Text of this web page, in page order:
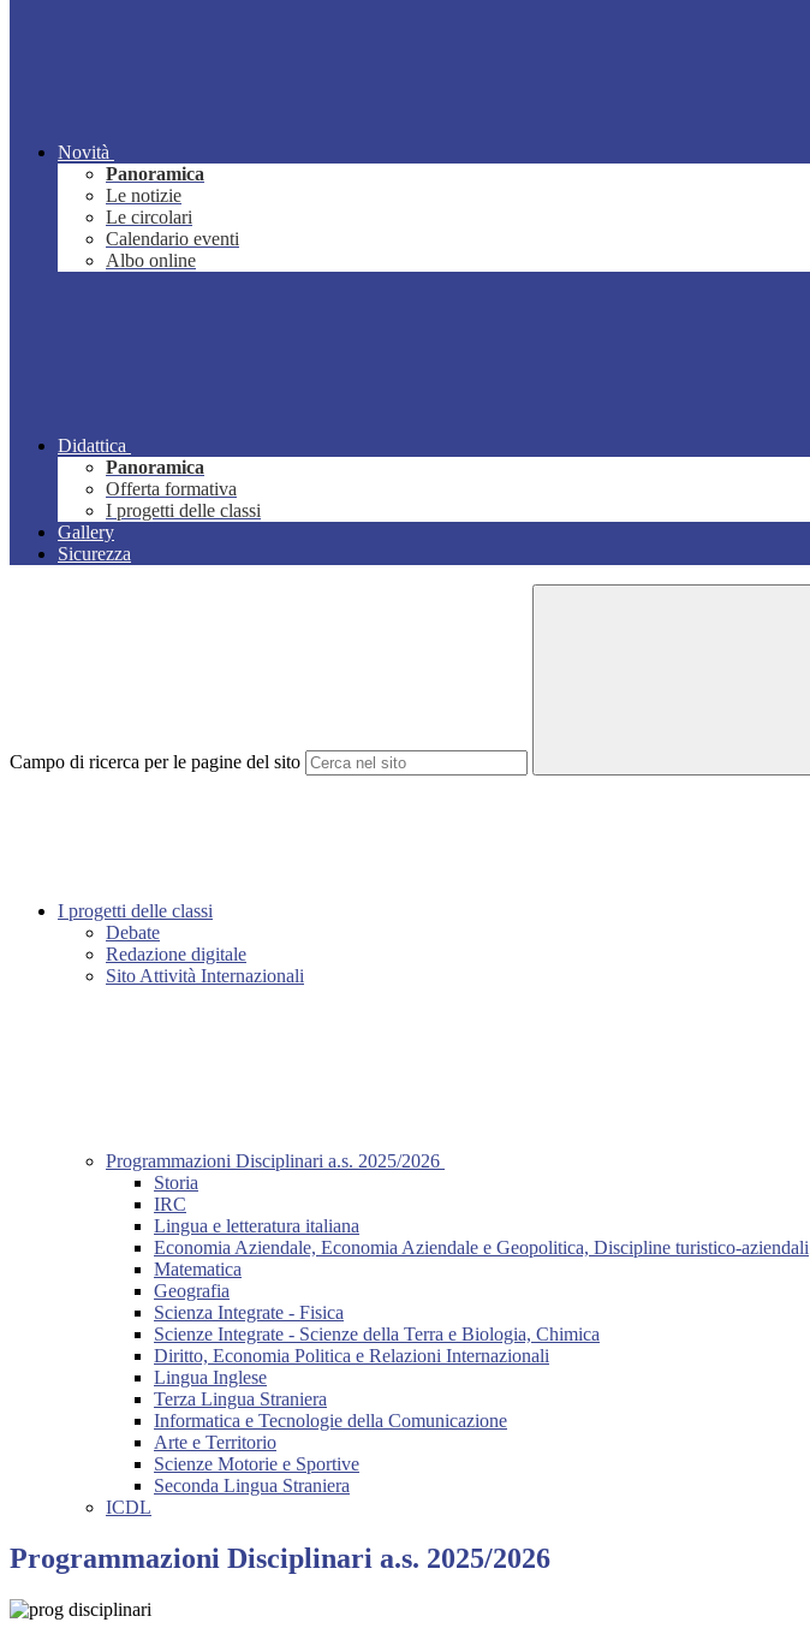
Novità
Panoramica
Le notizie
Le circolari
Calendario eventi
Albo online
Didattica
Panoramica
Offerta formativa
I progetti delle classi
Gallery
Sicurezza
Campo di ricerca per le pagine del sito
I progetti delle classi
Debate
Redazione digitale
Sito Attività Internazionali
Programmazioni Disciplinari a.s. 2025/2026
Storia
IRC
Lingua e letteratura italiana
Economia Aziendale, Economia Aziendale e Geopolitica, Discipline turistico-aziendali
Matematica
Geografia
Scienza Integrate - Fisica
Scienze Integrate - Scienze della Terra e Biologia, Chimica
Diritto, Economia Politica e Relazioni Internazionali
Lingua Inglese
Terza Lingua Straniera
Informatica e Tecnologie della Comunicazione
Arte e Territorio
Scienze Motorie e Sportive
Seconda Lingua Straniera
ICDL
Programmazioni Disciplinari a.s. 2025/2026